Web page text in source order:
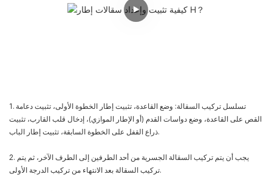
1. تسلسل تركيب السقالة: وضع القاعدة، تثبيت إطار الخطوة الأولى، تثبيت دعامة
القص على القاعدة، وضع دواسات القدم (أو الإطار الموازي)، إدخال قلب القارب، تثبيت
ذراع القفل على الخطوة السابقة، تثبيت إطار الباب.
2. يجب أن يتم تركيب السقالة الجسرية من أحد الطرفين إلى الطرف الآخر، ثم يتم
تركيب السقالة بعد الانتهاء من تركيب الدرجة الأولى.